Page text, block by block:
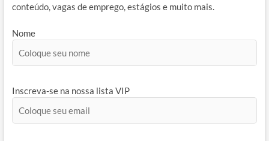
conteúdo, vagas de emprego, estágios e muito mais.
Nome
Inscreva-se na nossa lista VIP